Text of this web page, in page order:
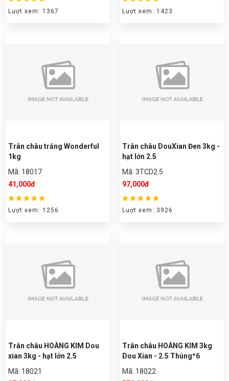
Lượt xem: 1367 Lượt xem: 1423
Trân châu trắng Wonderful
1kg
Mã: 18017
41,000đ
Lượt xem: 1256
Trân châu DouXian Đen 3kg -
hạt lớn 2.5
Mã: 3TCD2.5
97,000đ
Lượt xem: 3926
Trân châu HOÀNG KIM Dou
xian 3kg - hạt lớn 2.5
Mã: 18021
Trân châu HOÀNG KIM 3kg
Dou Xian - 2.5 Thùng*6
Mã: 18022